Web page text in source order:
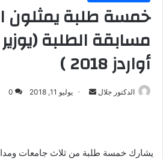
خمسة طلبة يمثلون
مسابقة الطلبة
أواردز 2018 )
الدكتور جلال
أرسل يوليو 11, 2018 0
يشارك خمسة طلبة من ثلاث جامعات